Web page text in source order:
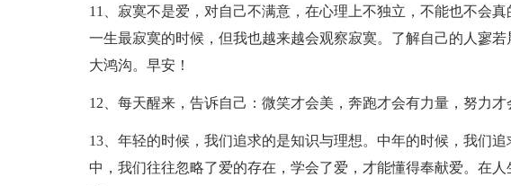
11、寂寞不是爱，对自己不满意，在心理上不独立，不能也不会
一生最寂寞的时候，但我也越来越会观察寂寞。了解自己的人寥
大鸿沟。早安！
12、每天醒来，告诉自己：微笑才会美，奔跑才会有力量，努力才
13、年轻的时候，我们追求的是知识与理想。中年的时候，我们
中，我们往往忽略了爱的存在，学会了爱，才能懂得奉献爱。在